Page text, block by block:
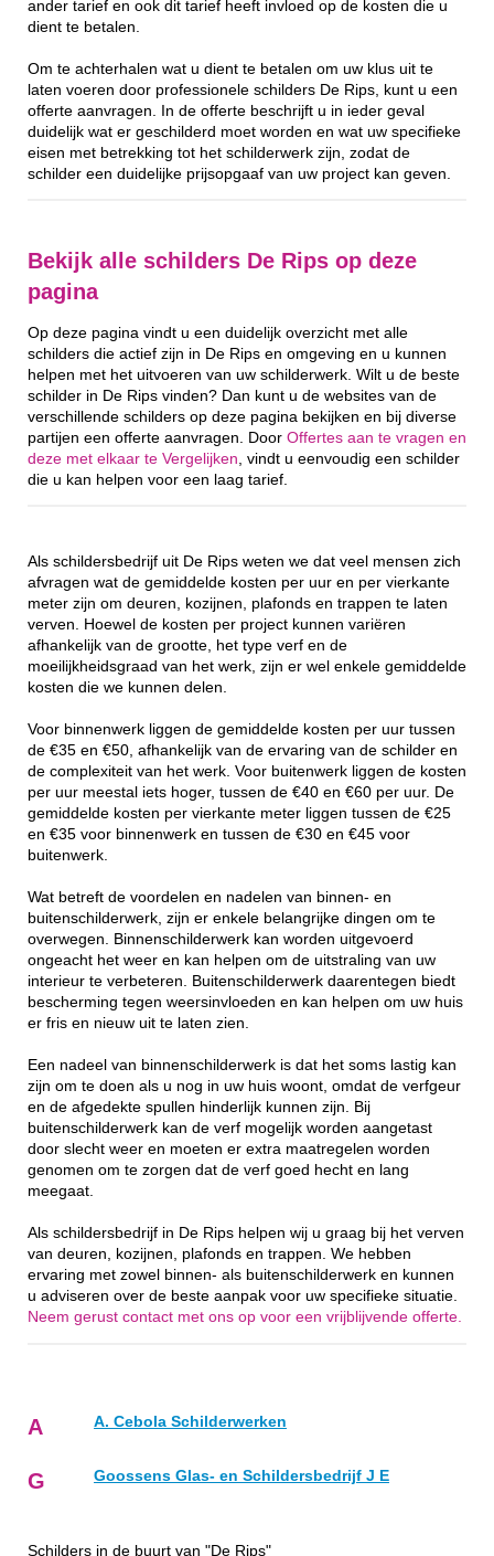
ander tarief en ook dit tarief heeft invloed op de kosten die u
dient te betalen.
Om te achterhalen wat u dient te betalen om uw klus uit te
laten voeren door professionele schilders De Rips, kunt u een
offerte aanvragen. In de offerte beschrijft u in ieder geval
duidelijk wat er geschilderd moet worden en wat uw specifieke
eisen met betrekking tot het schilderwerk zijn, zodat de
schilder een duidelijke prijsopgaaf van uw project kan geven.
Bekijk alle schilders De Rips op deze
pagina
Op deze pagina vindt u een duidelijk overzicht met alle
schilders die actief zijn in De Rips en omgeving en u kunnen
helpen met het uitvoeren van uw schilderwerk. Wilt u de beste
schilder in De Rips vinden? Dan kunt u de websites van de
verschillende schilders op deze pagina bekijken en bij diverse
partijen een offerte aanvragen. Door Offertes aan te vragen en
deze met elkaar te Vergelijken , vindt u eenvoudig een schilder
die u kan helpen voor een laag tarief.
Als schildersbedrijf uit De Rips weten we dat veel mensen zich
afvragen wat de gemiddelde kosten per uur en per vierkante
meter zijn om deuren, kozijnen, plafonds en trappen te laten
verven. Hoewel de kosten per project kunnen variëren
afhankelijk van de grootte, het type verf en de
moeilijkheidsgraad van het werk, zijn er wel enkele gemiddelde
kosten die we kunnen delen.
Voor binnenwerk liggen de gemiddelde kosten per uur tussen
de €35 en €50, afhankelijk van de ervaring van de schilder en
de complexiteit van het werk. Voor buitenwerk liggen de kosten
per uur meestal iets hoger, tussen de €40 en €60 per uur. De
gemiddelde kosten per vierkante meter liggen tussen de €25
en €35 voor binnenwerk en tussen de €30 en €45 voor
buitenwerk.
Wat betreft de voordelen en nadelen van binnen- en
buitenschilderwerk, zijn er enkele belangrijke dingen om te
overwegen. Binnenschilderwerk kan worden uitgevoerd
ongeacht het weer en kan helpen om de uitstraling van uw
interieur te verbeteren. Buitenschilderwerk daarentegen biedt
bescherming tegen weersinvloeden en kan helpen om uw huis
er fris en nieuw uit te laten zien.
Een nadeel van binnenschilderwerk is dat het soms lastig kan
zijn om te doen als u nog in uw huis woont, omdat de verfgeur
en de afgedekte spullen hinderlijk kunnen zijn. Bij
buitenschilderwerk kan de verf mogelijk worden aangetast
door slecht weer en moeten er extra maatregelen worden
genomen om te zorgen dat de verf goed hecht en lang
meegaat.
Als schildersbedrijf in De Rips helpen wij u graag bij het verven
van deuren, kozijnen, plafonds en trappen. We hebben
ervaring met zowel binnen- als buitenschilderwerk en kunnen
u adviseren over de beste aanpak voor uw specifieke situatie.
Neem gerust contact met ons op voor een vrijblijvende offerte.
A A. Cebola Schilderwerken
G Goossens Glas- en Schildersbedrijf J E
Schilders in de buurt van "De Rips"